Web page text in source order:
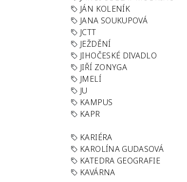
JÁN KOLENÍK
JANA SOUKUPOVÁ
JCTT
JEŽDĚNÍ
JIHOČESKÉ DIVADLO
JIŘÍ ZONYGA
JMELÍ
JU
KAMPUS
KAPR
KARIÉRA
KAROLÍNA GUDASOVÁ
KATEDRA GEOGRAFIE
KAVÁRNA